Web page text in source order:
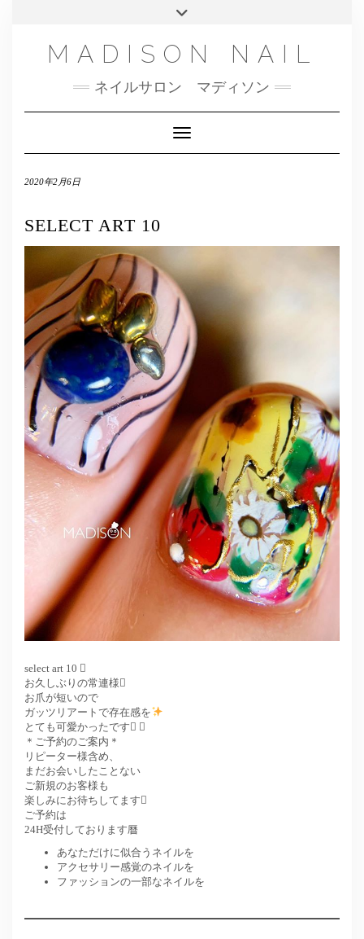
NAILBOOK(ご予約はこちら）
FACEBOOK
メール
MADISON NAIL
ネイルサロン マディソン
Toggle Navigation
2020年2月6日
SELECT ART 10
select art 10 
お久しぶりの常連様
お爪が短いので
ガッツリアートで存在感を
とても可愛かったです ＊
＊ご予約のご案内＊
リピーター様含め、
まだお会いしたことない
ご新規のお客様も
楽しみにお待ちしてます
ご予約は
24H受付しております曆
あなただけに似合うネイルを
アクセサリー感覚のネイルを
ファッションの一部なネイルを